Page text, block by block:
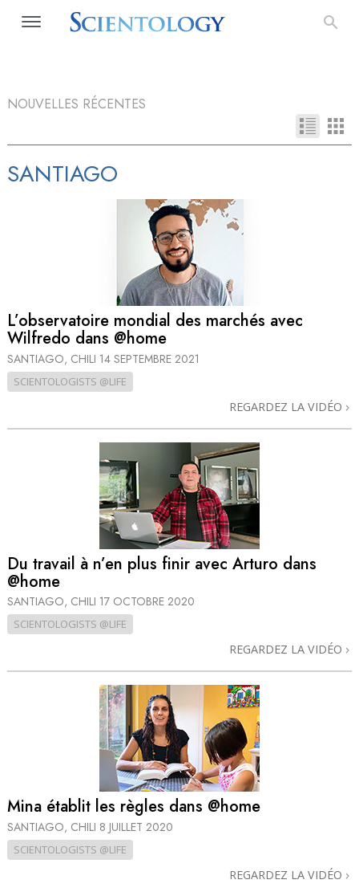
NOUVELLES RÉCENTES
SANTIAGO
L’observatoire mondial des marchés avec
Wilfredo dans @home
SANTIAGO, CHILI 14 SEPTEMBRE 2021
SCIENTOLOGISTS @LIFE
REGARDEZ LA VIDÉO
Du travail à n’en plus finir avec Arturo dans
@home
SANTIAGO, CHILI 17 OCTOBRE 2020
SCIENTOLOGISTS @LIFE
REGARDEZ LA VIDÉO
Mina établit les règles dans @home
SANTIAGO, CHILI 8 JUILLET 2020
SCIENTOLOGISTS @LIFE
REGARDEZ LA VIDÉO